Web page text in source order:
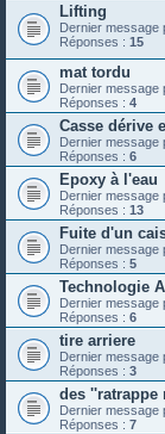
Lifting
Dernier message
Réponses : 15
mat tordu
Dernier message
Réponses : 4
Casse dérive
Dernier message
Réponses : 6
Epoxy à l'eau
Dernier message
Réponses : 13
Fuite d'un
Dernier message
Réponses : 5
Technologie
Dernier message
Réponses : 6
tire arriere
Dernier message
Réponses : 3
des ''ratrappe
Dernier message
Réponses : 7